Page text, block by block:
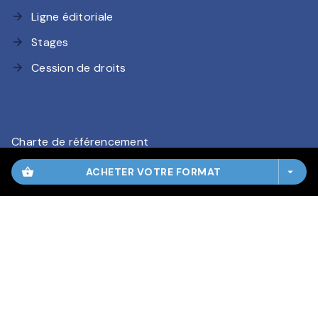
shopping_basket ACHETER VOTRE FORMAT arrow_drop_down
arrow_forward Ligne éditoriale
arrow_forward Stages
arrow_forward Cession de droits
Charte de référencement
CGU
Charte des Données Personnelles